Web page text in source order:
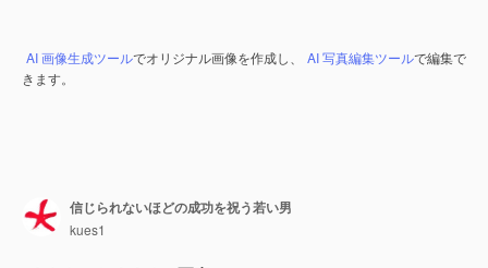
AI 画像生成ツールでオリジナル画像を作成し、 AI 写真編集ツールで編集で
きます。
信じられないほどの成功を祝う若い男
kues1